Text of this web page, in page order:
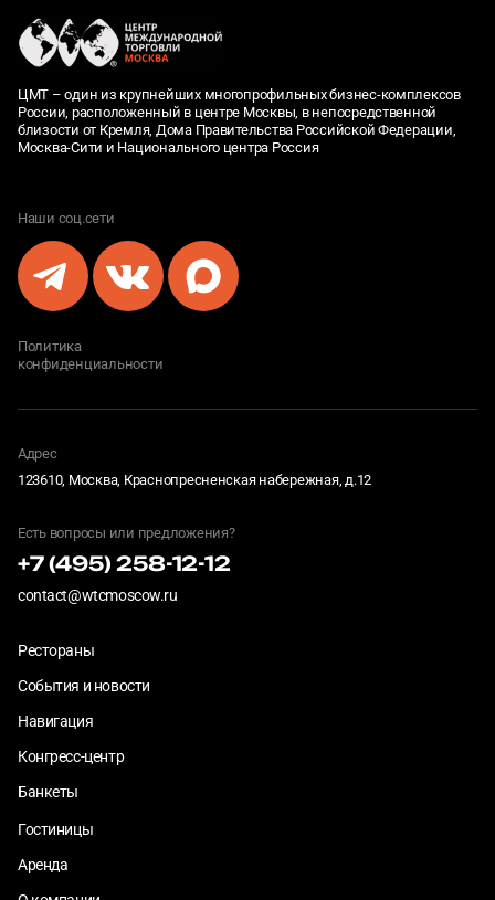
ЦМТ – один из крупнейших многопрофильных бизнес-комплексов
России, расположенный в центре Москвы, в непосредственной
близости от Кремля, Дома Правительства Российской Федерации,
Москва-Сити и Национального центра Россия
Наши соц.сети
Политика
конфиденциальности
Адрес
123610, Москва, Краснопресненская набережная, д.12
Есть вопросы или предложения?
+7 (495) 258-12-12
contact@wtcmoscow.ru
Рестораны
События и новости
Навигация
Конгресс-центр
Банкеты
Гостиницы
Аренда